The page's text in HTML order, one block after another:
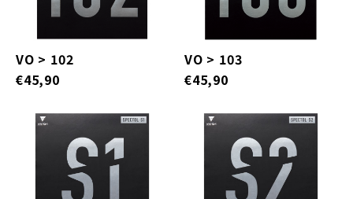
VO > 102
€45,90
VO > 103
€45,90